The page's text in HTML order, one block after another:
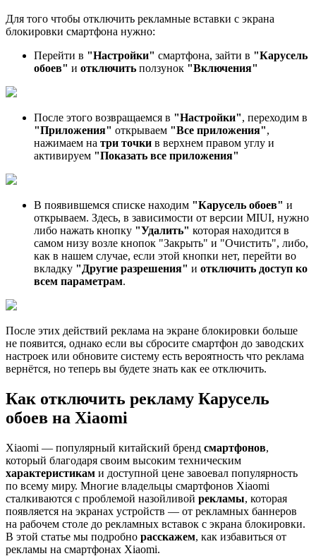
Для того чтобы отключить рекламные вставки с экрана
блокировки смартфона нужно:
Перейти в "Настройки" смартфона, зайти в "Карусель
обоев" и отключить ползунок "Включения"
После этого возвращаемся в "Настройки", переходим в
"Приложения" открываем "Все приложения",
нажимаем на три точки в верхнем правом углу и
активируем "Показать все приложения"
В появившемся списке находим "Карусель обоев" и
открываем. Здесь, в зависимости от версии MIUI, нужно
либо нажать кнопку "Удалить" которая находится в
самом низу возле кнопок "Закрыть" и "Очистить", либо,
как в нашем случае, если этой кнопки нет, перейти во
вкладку "Другие разрешения" и отключить доступ ко
всем параметрам.
После этих действий реклама на экране блокировки больше
не появится, однако если вы сбросите смартфон до заводских
настроек или обновите систему есть вероятность что реклама
вернётся, но теперь вы будете знать как ее отключить.
Как отключить рекламу Карусель
обоев на Xiaomi
Xiaomi — популярный китайский бренд смартфонов,
который благодаря своим высоким техническим
характеристикам и доступной цене завоевал популярность
по всему миру. Многие владельцы смартфонов Xiaomi
сталкиваются с проблемой назойливой рекламы, которая
появляется на экранах устройств — от рекламных баннеров
на рабочем столе до рекламных вставок с экрана блокировки.
В этой статье мы подробно расскажем, как избавиться от
рекламы на смартфонах Xiaomi.